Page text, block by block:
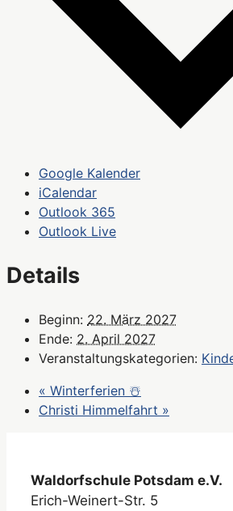
Google Kalender
iCalendar
Outlook 365
Outlook Live
Details
Beginn: 22. März 2027
Ende: 2. April 2027
Veranstaltungskategorien:
« Winterferien ☃️
Christi Himmelfahrt »
Waldorfschule Potsdam e.V.
Erich-Weinert-Str. 5